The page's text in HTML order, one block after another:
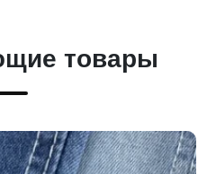
товары